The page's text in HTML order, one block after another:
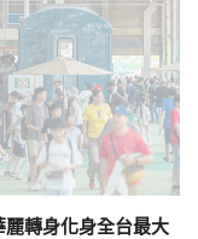
轉身化身全台最大